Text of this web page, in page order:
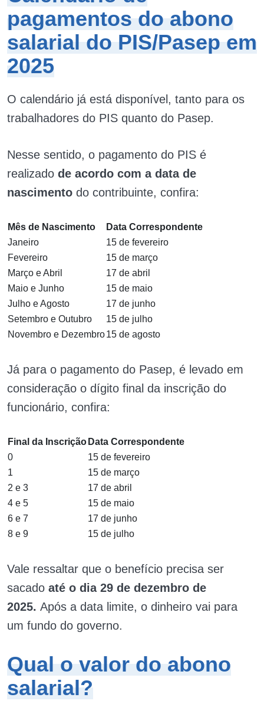
pagamentos do abono
salarial do PIS/Pasep em
2025
O calendário já está disponível, tanto para os
trabalhadores do PIS quanto do Pasep.
Nesse sentido, o pagamento do PIS é
realizado de acordo com a data de
nascimento do contribuinte, confira:
Mês de Nascimento
Data Correspondente
Janeiro
15 de fevereiro
Fevereiro
15 de março
Março e Abril
17 de abril
Maio e Junho
15 de maio
Julho e Agosto
17 de junho
Setembro e Outubro
15 de julho
Novembro e Dezembro15 de agosto
Já para o pagamento do Pasep, é levado em
consideração o dígito final da inscrição do
funcionário, confira:
Final da Inscrição Data Correspondente
0
15 de fevereiro
1
15 de março
2 e 3
17 de abril
4 e 5
15 de maio
6 e 7
17 de junho
8 e 9
15 de julho
Vale ressaltar que o benefício precisa ser
sacado até o dia 29 de dezembro de
2025. Após a data limite, o dinheiro vai para
um fundo do governo.
Qual o valor do abono
salarial?